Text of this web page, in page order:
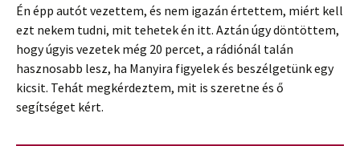
Én épp autót vezettem, és nem igazán értettem, miért kell
ezt nekem tudni, mit tehetek én itt. Aztán úgy döntöttem,
hogy úgyis vezetek még 20 percet, a rádiónál talán
hasznosabb lesz, ha Manyira figyelek és beszélgetünk egy
kicsit. Tehát megkérdeztem, mit is szeretne és ő
segítséget kért.